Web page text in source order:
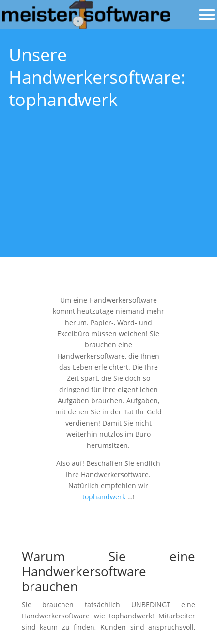
Unsere
Handwerkersoftware:
tophandwerk
Um eine Handwerkersoftware
kommt heutzutage niemand mehr
herum. Papier-, Word- und
Excelbüro müssen weichen! Sie
brauchen eine
Handwerkersoftware, die Ihnen
das Leben erleichtert. Die Ihre
Zeit spart, die Sie doch so
dringend für Ihre eigentlichen
Aufgaben brauchen. Aufgaben,
mit denen Sie in der Tat Ihr Geld
verdienen! Damit Sie nicht
weiterhin nutzlos im Büro
herumsitzen.
Also auf! Beschaffen Sie endlich
Ihre Handwerkersoftware.
Natürlich empfehlen wir
tophandwerk…!
Warum Sie eine
Handwerkersoftware
brauchen
Sie brauchen tatsächlich UNBEDINGT eine
Handwerkersoftware wie tophandwerk! Mitarbeiter
sind kaum zu finden, Kunden sind anspruchsvoll,